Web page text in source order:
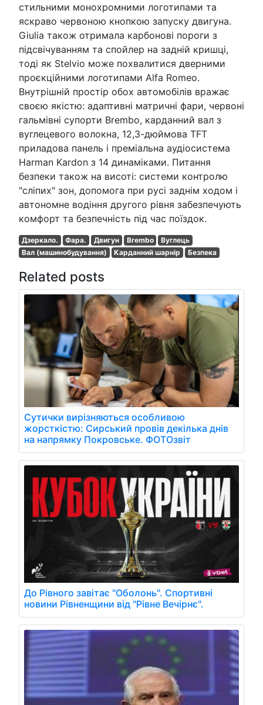
стильними монохромними логотипами та
яскраво червоною кнопкою запуску двигуна.
Giulia також отримала карбонові пороги з
підсвічуванням та спойлер на задній кришці,
тоді як Stelvio може похвалитися дверними
проєкційними логотипами Alfa Romeo.
Внутрішній простір обох автомобілів вражає
своєю якістю: адаптивні матричні фари, червоні
гальмівні супорти Brembo, карданний вал з
вуглецевого волокна, 12,3-дюймова TFT
приладова панель і преміальна аудіосистема
Harman Kardon з 14 динаміками. Питання
безпеки також на висоті: системи контролю
"сліпих" зон, допомога при русі заднім ходом і
автономне водіння другого рівня забезпечують
комфорт та безпечність під час поїздок.
Дзеркало. Фара. Двигун Brembo
Вуглець
Вал (машинобудування)
Карданний шарнір Безпека
Related posts
Сутички вирізняються особливою
жорсткістю: Сирський провів декілька днів
на напрямку Покровське. ФОТОзвіт
До Рівного завітає "Оболонь". Спортивні
новини Рівненщини від "Рівне Вечірнє".